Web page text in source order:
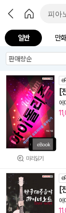
일반 만화
미리읽기
[
에
[
에